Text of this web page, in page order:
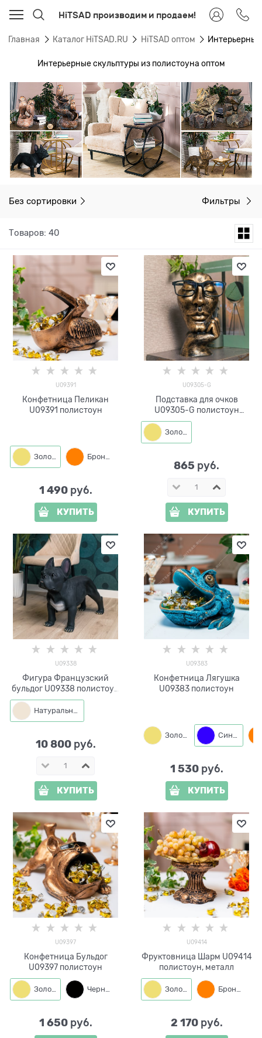
HiTSAD производим и продаем!
Главная Каталог HiTSAD.RU HiTSAD оптом
Интерьерные скульптуры из полистоуна оптом
Без сортировки Фильтры
Товаров: 40
U09391
Конфетница Пеликан
U09391 полистоун
Золото Бронза
1 490 руб.
КУПИТЬ
U09305-G
Подставка для очков
U09305-G полистоун
цв.золотой
Золото
865 руб.
КУПИТЬ
U09338
Фигура Французский
бульдог U09338 полистоун
h 57 см
Натуральный
10 800 руб.
КУПИТЬ
U09383
Конфетница Лягушка
U09383 полистоун
Золото Синий
1 530 руб.
КУПИТЬ
U09397
Конфетница Бульдог
U09397 полистоун
Золото Черный
1 650 руб.
U09414
Фруктовница Шарм U09414
полистоун, металл
Золото Бронза
2 170 руб.